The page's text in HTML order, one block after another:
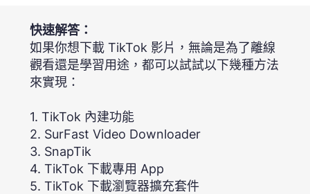
快速解答：
如果你想下載 TikTok 影片，無論是為了離線
觀看還是學習用途，都可以試試以下幾種方法
來實現：
1. TikTok 內建功能
2. SurFast Video Downloader
3. SnapTik
4. TikTok 下載專用 App
5. TikTok 下載瀏覽器擴充套件